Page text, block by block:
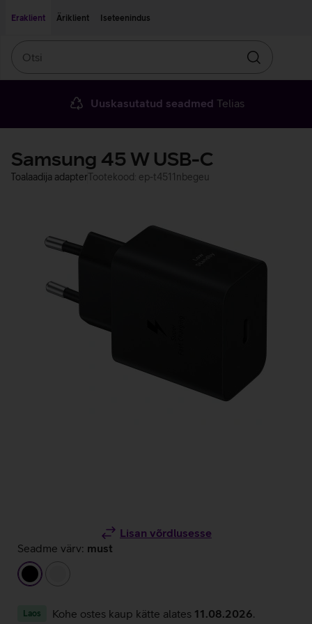
Eraklient
Äriklient Iseteenindus
Otsin
Uuskasutatud seadmed Telias
Samsung 45 W USB-C
Toalaadija adapterTootekood: ep-t4511nbegeu
Lisan võrdlusesse
Seadme värv: must
must
Laos Kohe ostes kaup kätte alates 11.08.2026